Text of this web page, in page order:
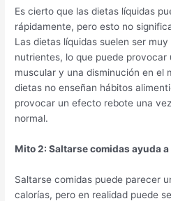
Es cierto que las dietas líquidas
rápidamente, pero esto no
Las dietas líquidas suelen ser
nutrientes, lo que puede provocar
muscular y una disminución en el
dietas no enseñan hábitos
provocar un efecto rebote una
normal.
Mito 2: Saltarse comidas ayuda
Saltarse comidas puede parecer
calorías, pero en realidad puede